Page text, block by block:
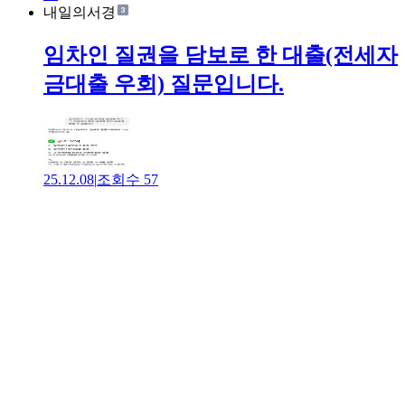
내일의서경
임차인 질권을 담보로 한 대출(전세자
금대출 우회) 질문입니다.
25.12.08|조회수 57